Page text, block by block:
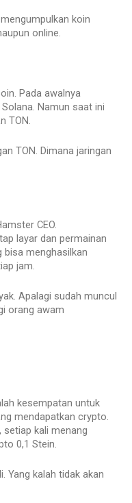
koin
online.
Pada awalnya
Namun saat ini
TON.
TON. Dimana jaringan
CEO.
layar dan permainan
bisa menghasilkan
jam.
Apalagi sudah muncul
orang awam
kesempatan untuk
mendapatkan crypto.
setiap kali menang
0,1 Stein.
Yang kalah tidak akan